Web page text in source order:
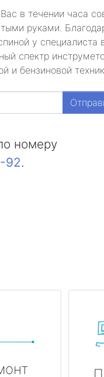
в течении часа
руками.
у специалиста
спектр
и бензиновой
номеру
92.